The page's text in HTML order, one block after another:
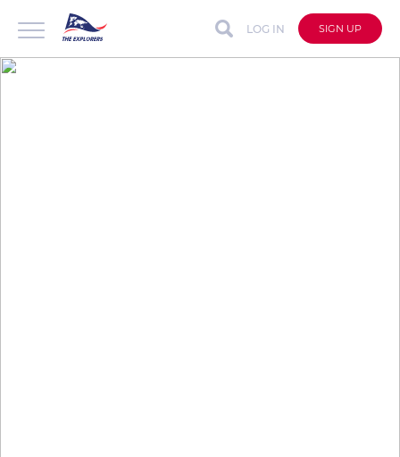
LOG IN SIGN UP